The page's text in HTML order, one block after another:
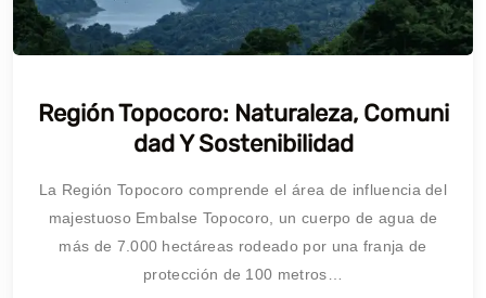
Región Topocoro: Naturaleza, Comuni
Dad Y Sostenibilidad
La Región Topocoro comprende el área de influencia del
majestuoso Embalse Topocoro, un cuerpo de agua de
más de 7.000 hectáreas rodeado por una franja de
protección de 100 metros…